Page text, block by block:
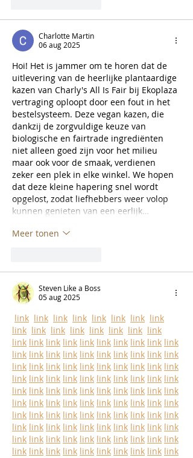
Charlotte Martin
06 aug 2025
Hoi! Het is jammer om te horen dat de
uitlevering van de heerlijke plantaardige
kazen van Charly's All Is Fair bij Ekoplaza
vertraging oploopt door een fout in het
bestelsysteem. Deze vegan kazen, die
dankzij de zorgvuldige keuze van
biologische en fairtrade ingrediënten
niet alleen goed zijn voor het milieu
maar ook voor de smaak, verdienen
zeker een plek in elke winkel. We hopen
dat deze kleine hapering snel wordt
opgelost, zodat liefhebbers weer volop
kunnen genieten van een eerlijk…
Meer tonen
Steven Like a Boss
05 aug 2025
link link link link link link link link
link link link link link link link link
link link link link link link link link link link
link link link link link link link link link link
link link link link link link link link link link
link link link link link link link link link link
link link link link link link link link link link
link link link link link link link link link link
link link link link link link link link link link
link link link link link link link link link link
link link link link link link link link link link
link link link link link link link link link link